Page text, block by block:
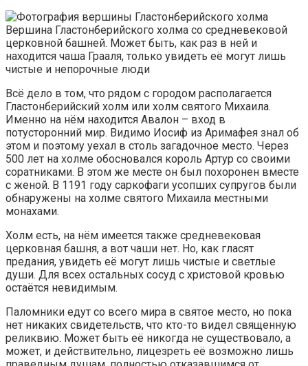
Вершина Гластонберийского холма со средневековой
церковной башней. Может быть, как раз в ней и
находится чаша Грааля, только увидеть её могут лишь
чистые и непорочные люди
Всё дело в том, что рядом с городом располагается
Гластонберийский холм или холм святого Михаила.
Именно на нём находится Авалон – вход в
потусторонний мир. Видимо Иосиф из Аримафея знал об
этом и поэтому уехал в столь загадочное место. Через
500 лет на холме обосновался король Артур со своими
соратниками. В этом же месте он был похоронен вместе
с женой. В 1191 году саркофаги усопших супругов были
обнаружены на холме святого Михаила местными
монахами.
Холм есть, на нём имеется также средневековая
церковная башня, а вот чаши нет. Но, как гласят
предания, увидеть её могут лишь чистые и светлые
души. Для всех остальных сосуд с христовой кровью
остаётся невидимым.
Паломники едут со всего мира в святое место, но пока
нет никаких свидетельств, что кто-то видел священную
реликвию. Может быть её никогда не существовало, а
может, и действительно, лицезреть её возможно лишь